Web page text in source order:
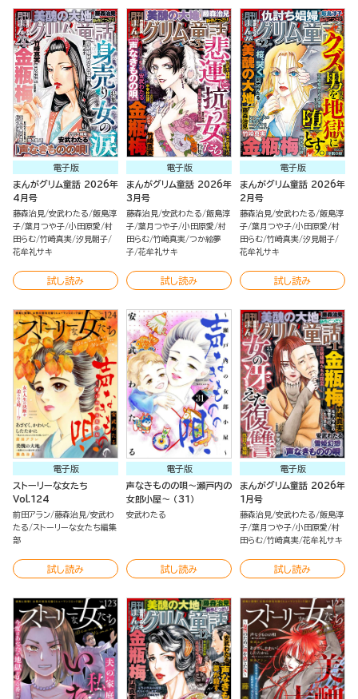
電子版
まんがグリム童話 2026年
4月号
藤森治見 安武わたる 飯島淳
子 葉月つや子 小田原愛 村
田らむ 竹崎真実 汐見朝子
花牟礼サキ
試し読み
電子版
まんがグリム童話 2026年
3月号
藤森治見 安武わたる 飯島淳
子 葉月つや子 小田原愛 村
田らむ 竹崎真実 つか絵夢
子 花牟礼サキ
試し読み
電子版
まんがグリム童話 2026年
2月号
藤森治見 安武わたる 飯島淳
子 葉月つや子 小田原愛 村
田らむ 竹崎真実 汐見朝子
花牟礼サキ
試し読み
電子版
ストーリーな女たち
Vol.124
前田アラン 藤森治見 安武わ
たる
ストーリーな女たち編集
部
試し読み
電子版
声なきものの唄～瀬戸内の
女郎小屋～ （31）
安武わたる
試し読み
電子版
まんがグリム童話 2026年
1月号
藤森治見 安武わたる 飯島淳
子 葉月つや子 小田原愛 村
田らむ 竹崎真実 花牟礼サキ
試し読み